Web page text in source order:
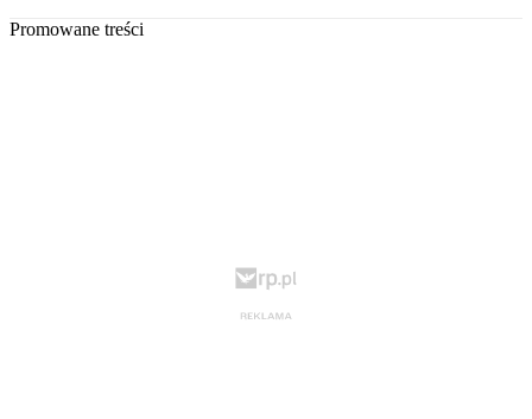
Promowane treści